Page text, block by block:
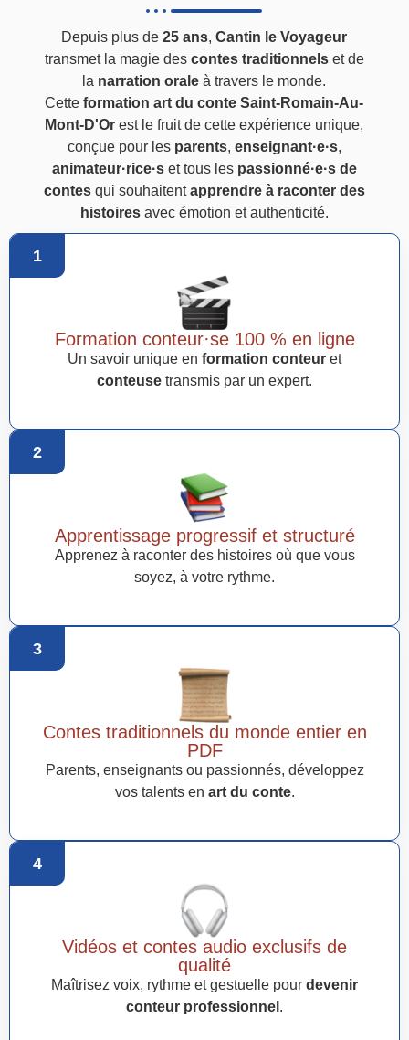
Depuis plus de25 ans,Cantin le Voyageur
transmet la magie des contes traditionnelset de
la narration orale à travers le monde.
Cetteformation art du conte Saint-Romain-Au-
Mont-D'Or est le fruit de cette expérience unique,
conçue pour les parents, enseignant·e·s,
animateur·rice·set tous les passionné·e·s de
contesqui souhaitentapprendre à raconter des
histoiresavec émotion et authenticité.
1
Formation conteur·se 100 % en ligne
Un savoir unique en formation conteur et
conteuse transmis par un expert.
2
Apprentissage progressif et structuré
Apprenez à raconter des histoires où que vous
soyez, à votre rythme.
3
Contes traditionnels du monde entier en
PDF
Parents, enseignants ou passionnés, développez
vos talents en art du conte.
4
Vidéos et contes audio exclusifs de
qualité
Maîtrisez voix, rythme et gestuelle pour devenir
conteur professionnel .